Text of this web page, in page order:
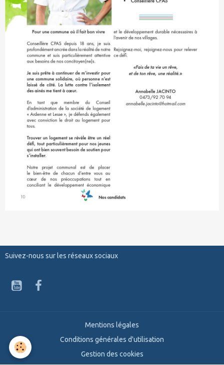
Suivez-nous sur les réseaux sociaux
Mentions légales
Conditions générales d'utilisation
Gestion des cookies